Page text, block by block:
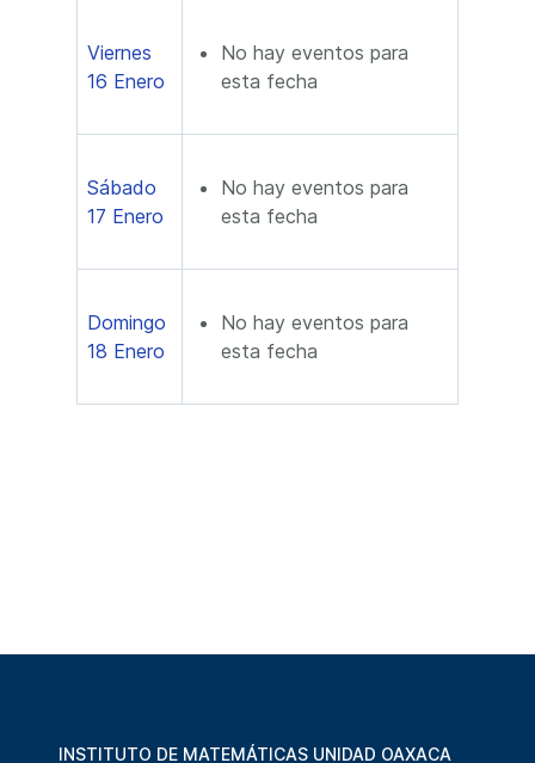
Viernes
16 Enero
No hay eventos para
esta fecha
Sábado
17 Enero
No hay eventos para
esta fecha
Domingo
18 Enero
No hay eventos para
esta fecha
INSTITUTO DE MATEMÁTICAS UNIDAD OAXACA